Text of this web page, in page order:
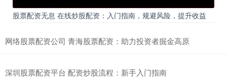
股票配资无息 在线炒股配资：入门指南，规避风险，提升收益
网络股票配资公司 青海股票配资：助力投资者掘金高原
深圳股票配资平台 配资炒股流程：新手入门指南